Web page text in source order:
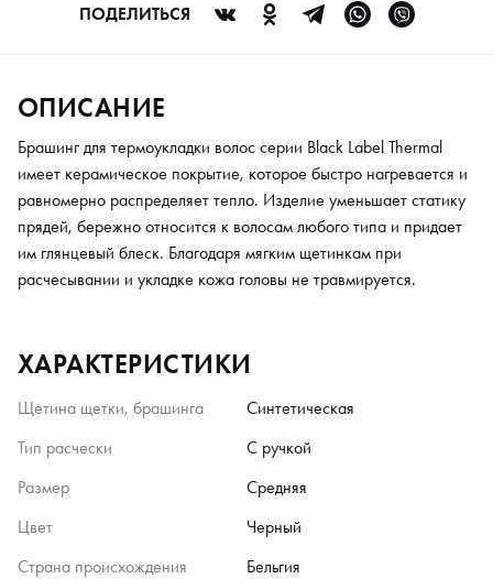
ПОДЕЛИТЬСЯ
ОПИСАНИЕ
Брашинг для термоукладки волос серии Black Label Thermal
имеет керамическое покрытие, которое быстро нагревается и
равномерно распределяет тепло. Изделие уменьшает статику
прядей, бережно относится к волосам любого типа и придает
им глянцевый блеск. Благодаря мягким щетинкам при
расчесывании и укладке кожа головы не травмируется.
ХАРАКТЕРИСТИКИ
Щетина щетки, брашинга
Синтетическая
Тип расчески
С ручкой
Размер
Средняя
Цвет
Черный
Страна происхождения
Бельгия